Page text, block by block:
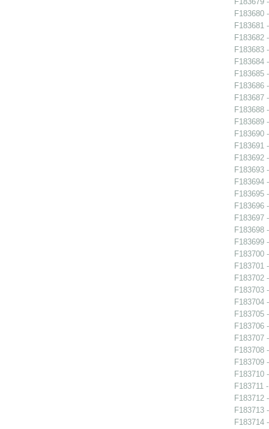
F183680
F183681
F183682
F183683
F183684
F183685
F183686
F183687
F183688
F183689
F183690
F183691
F183692
F183693
F183694
F183695
F183696
F183697
F183698
F183699
F183700
F183701
F183702
F183703
F183704
F183705
F183706
F183707
F183708
F183709
F183710
F183711
F183712
F183713
F183714